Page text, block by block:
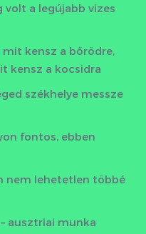
a legújabb vizes
kensz a bőrödre,
kensz a kocsidra
székhelye messze
fontos, ebben
nem lehetetlen többé
ausztriai munka